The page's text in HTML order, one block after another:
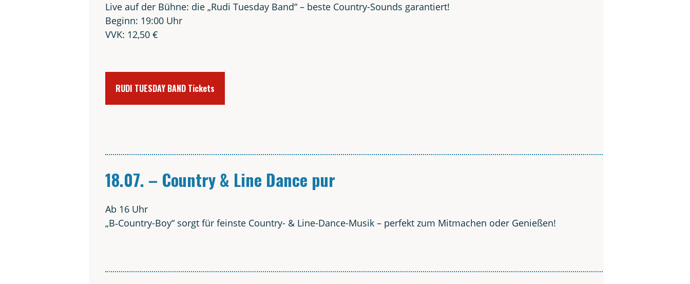
Live auf der Büh­ne: die „Rudi Tues­day Band“ – bes­te Coun­try-Sounds garantiert!
Beginn: 19:00 Uhr
VVK: 12,50 €
RUDI TUESDAY BAND Tickets
18.07. – Coun­try & Line Dance pur
Ab 16 Uhr
„B‑Coun­try-Boy“ sorgt für feins­te Coun­try- & Line-Dance-Musik – per­fekt zum Mit­ma­chen oder Genießen!